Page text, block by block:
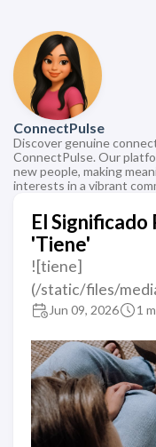
ConnectPulse
Discover genuine
ConnectPulse. Our
new people, making
interests in a vibrant
El Significado
'Tiene'
![tiene]
(/static/files/
Jun 09, 2026 1